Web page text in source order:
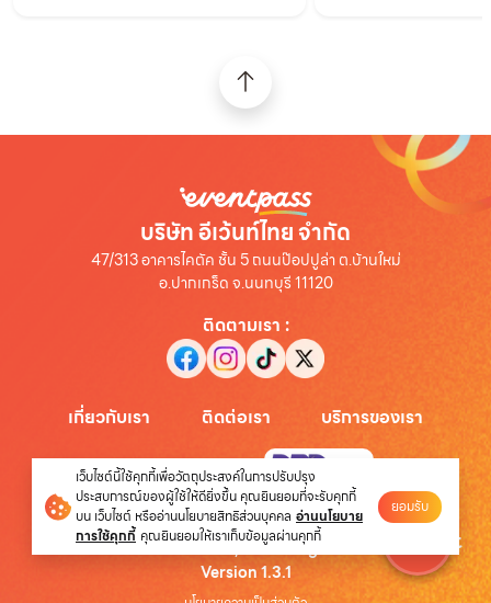
บริษัท อีเว้นท์ไทย จำกัด
47/313 อาคารไคตัค ชั้น 5 ถนนป๊อปปูล่า ต.บ้านใหม่
อ.ปากเกร็ด จ.นนทบุรี 11120
ติดตามเรา :
เกี่ยวกับเรา ติดต่อเรา บริการของเรา
เครื่องหมายรับรอง:
©2026Eventthai Co.,Ltd. All rights reserved.
Version1.3.1
เว็บไซต์นี้ใช้คุกกี้เพื่อวัตถุประสงค์ในการปรับปรุง
ประสบการณ์ของผู้ใช้ให้ดียิ่งขึ้น คุณยินยอมที่จะรับคุกกี้
บน เว็บไซต์ หรืออ่านนโยบายสิทธิส่วนบุคคล อ่านนโยบาย
การใช้คุกกี้ คุณยินยอมให้เราเก็บข้อมูลผ่านคุกกี้
ยอมรับ